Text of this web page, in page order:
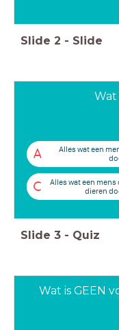
Slide 2 - Slide
Wat
A
Alles wat een
C
Alles wat een mens
dieren
Slide 3 - Quiz
Wat is GEEN